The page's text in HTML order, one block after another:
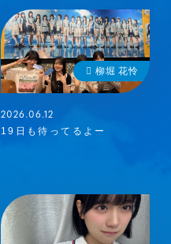
柳堀 花怜
2026.06.12
19日も待ってるよー